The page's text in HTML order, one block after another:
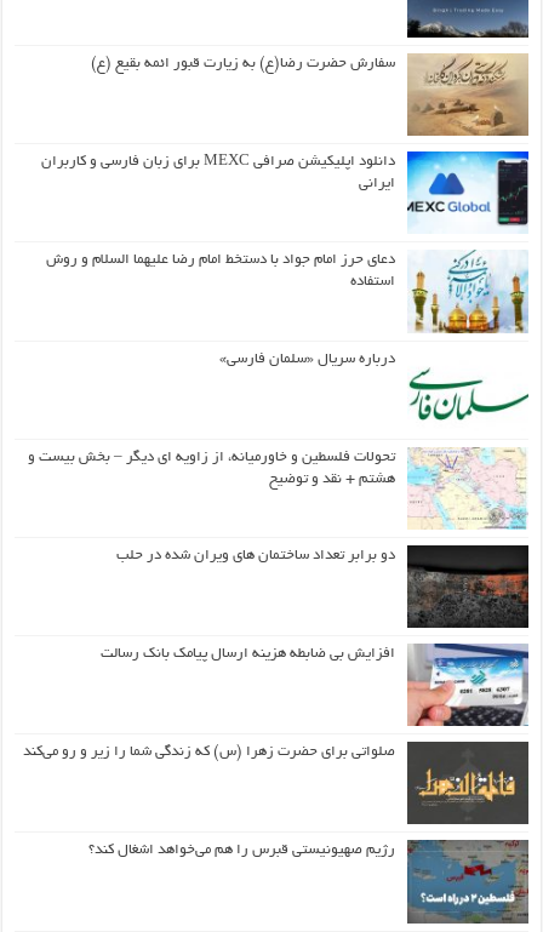
سفارش حضرت رضا(ع) به زیارت قبور ائمه بقیع (ع)
دانلود اپلیکیشن صرافی MEXC برای زبان فارسی و کاربران
ایرانی
دعای حرز امام جواد با دستخط امام رضا علیهما السلام و روش
استفاده
درباره سریال «سلمان فارسی»
تحولات فلسطین و خاورمیانه، از زاویه ای دیگر – بخش بیست و
هشتم + نقد و توضیح
دو برابر تعداد ساختمان های ویران شده در حلب
افزایش بی ضابطه هزینه ارسال پیامک بانک رسالت
صلواتی برای حضرت زهرا (س) که زندگی شما را زیر و رو می‌کند
رژیم صهیونیستی قبرس را هم می‌خواهد اشغال کند؟